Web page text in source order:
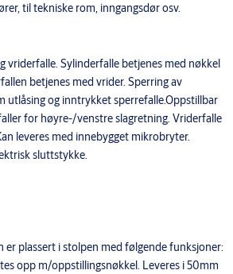
til tekniske rom, inngangsdør osv.
vriderfalle. Sylinderfalle betjenes med nøkkel
betjenes med vrider. Sperring av
utlåsing og inntrykket sperrefalle.Oppstillbar
for høyre-/venstre slagretning. Vriderfalle
leveres med innebygget mikrobryter.
sluttstykke.
er plassert i stolpen med følgende funksjoner:
opp m/oppstillingsnøkkel. Leveres i 50mm